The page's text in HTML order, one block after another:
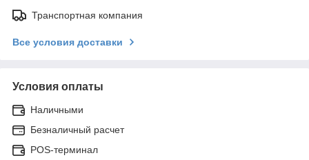
Транспортная компания
Все условия доставки
Условия оплаты
Наличными
Безналичный расчет
POS-терминал